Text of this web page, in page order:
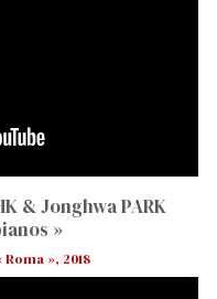
& Jonghwa PARK
»
», 2018